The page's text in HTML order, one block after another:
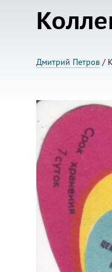
Дмитрий Петров /